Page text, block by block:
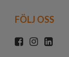
FÖLJ OSS